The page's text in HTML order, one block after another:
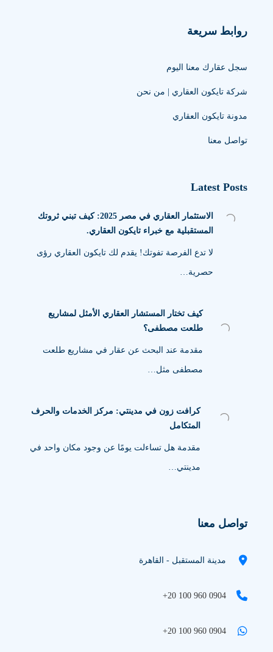
روابط سريعة
سجل عقارك معنا اليوم
شركة تايكون العقاري | من نحن
مدونة تايكون العقاري
تواصل معنا
Latest Posts
الاستثمار العقاري في مصر 2025: كيف تبني ثروتك
المستقبلية مع خبراء تايكون العقاري.
لا تدع الفرصة تفوتك! يقدم لك تايكون العقاري رؤى
حصرية…
كيف تختار المستشار العقاري الأمثل لمشاريع
طلعت مصطفى؟
مقدمة عند البحث عن عقار في مشاريع طلعت
مصطفى مثل…
كرافت زون في مدينتي: مركز الخدمات والحرف
المتكامل
مقدمة هل تساءلت يومًا عن وجود مكان واحد في
مدينتي…
تواصل معنا
مدينة المستقبل - القاهرة
+20 100 960 0904
+20 100 960 0904